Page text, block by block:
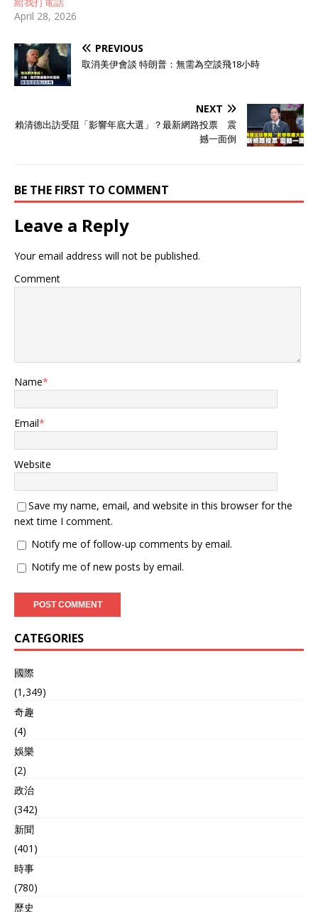
April 28, 2026
PREVIOUS
取消美伊會談 特朗普：無需為空談飛18小時
NEXT
賴清德出訪受阻「影響年底大選」？最新網路投票 震
撼一面倒
BE THE FIRST TO COMMENT
Leave a Reply
Your email address will not be published.
Comment
Name*
Email*
Website
Save my name, email, and website in this browser for the
next time I comment.
Notify me of follow-up comments by email.
Notify me of new posts by email.
CATEGORIES
國際
(1,349)
奇趣
(4)
娛樂
(2)
政治
(342)
新聞
(401)
時事
(780)
歷史